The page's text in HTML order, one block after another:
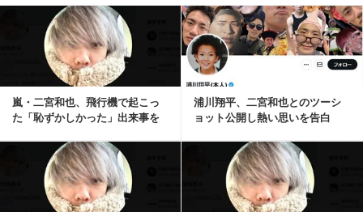
嵐・二宮和也、飛行機で起こっ
た「恥ずかしかった」出来事を
浦川翔平、二宮和也とのツーシ
ョット公開し熱い思いを告白
記事を読む
記事を読む